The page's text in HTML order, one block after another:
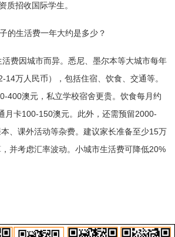
质招收国际学生。
的生活费一年大约是多少？
费因城市而异。悉尼、墨尔本等大城市每年
14万人民币），包括住宿、饮食、交通等。
400澳元，私立学校宿舍更贵。饮食每月约
月卡100-150澳元。此外，还需预留2000-
、课外活动等杂费。建议家长准备至少15万
并考虑汇率波动。小城市生活费可降低20%